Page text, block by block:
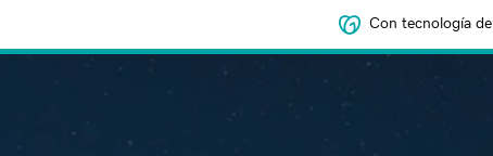
Con tecnología de